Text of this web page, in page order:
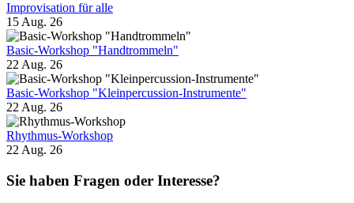
Improvisation für alle
15 Aug. 26
Basic-Workshop "Handtrommeln"
22 Aug. 26
Basic-Workshop "Kleinpercussion-Instrumente"
22 Aug. 26
Rhythmus-Workshop
22 Aug. 26
Sie haben Fragen oder Interesse?